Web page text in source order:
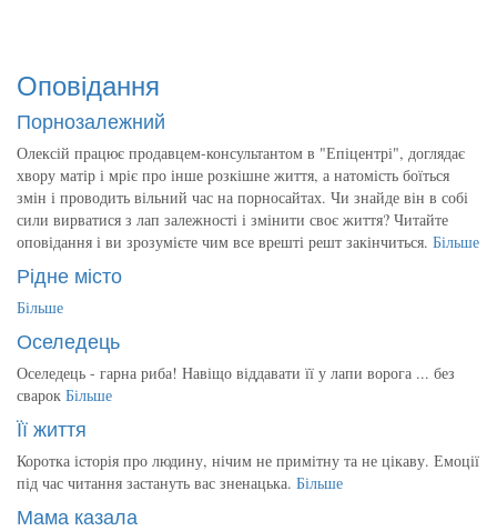
Оповідання
Порнозалежний
Олексій працює продавцем-консультантом в "Епіцентрі", доглядає
хвору матір і мріє про інше розкішне життя, а натомість боїться
змін і проводить вільний час на порносайтах. Чи знайде він в собі
сили вирватися з лап залежності і змінити своє життя? Читайте
оповідання і ви зрозумієте чим все врешті решт закінчиться. Більше
Рідне місто
Більше
Оселедець
Оселедець - гарна риба! Навіщо віддавати її у лапи ворога ... без
сварок Більше
Її життя
Коротка історія про людину, нічим не примітну та не цікаву. Емоції
під час читання застануть вас зненацька. Більше
Мама казала